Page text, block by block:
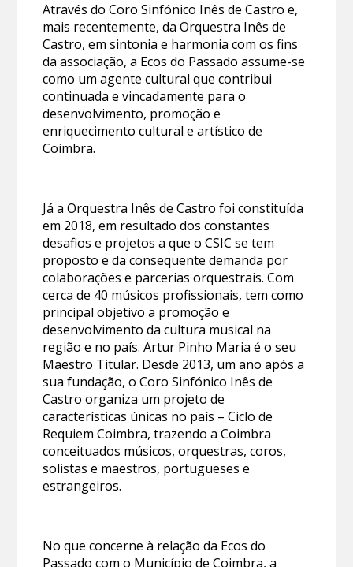
Através do Coro Sinfónico Inês de Castro e,
mais recentemente, da Orquestra Inês de
Castro, em sintonia e harmonia com os fins
da associação, a Ecos do Passado assume-se
como um agente cultural que contribui
continuada e vincadamente para o
desenvolvimento, promoção e
enriquecimento cultural e artístico de
Coimbra.
Já a Orquestra Inês de Castro foi constituída
em 2018, em resultado dos constantes
desafios e projetos a que o CSIC se tem
proposto e da consequente demanda por
colaborações e parcerias orquestrais. Com
cerca de 40 músicos profissionais, tem como
principal objetivo a promoção e
desenvolvimento da cultura musical na
região e no país. Artur Pinho Maria é o seu
Maestro Titular. Desde 2013, um ano após a
sua fundação, o Coro Sinfónico Inês de
Castro organiza um projeto de
características únicas no país – Ciclo de
Requiem Coimbra, trazendo a Coimbra
conceituados músicos, orquestras, coros,
solistas e maestros, portugueses e
estrangeiros.
No que concerne à relação da Ecos do
Passado com o Município de Coimbra, a